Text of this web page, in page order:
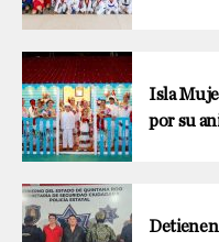
Isla
por su